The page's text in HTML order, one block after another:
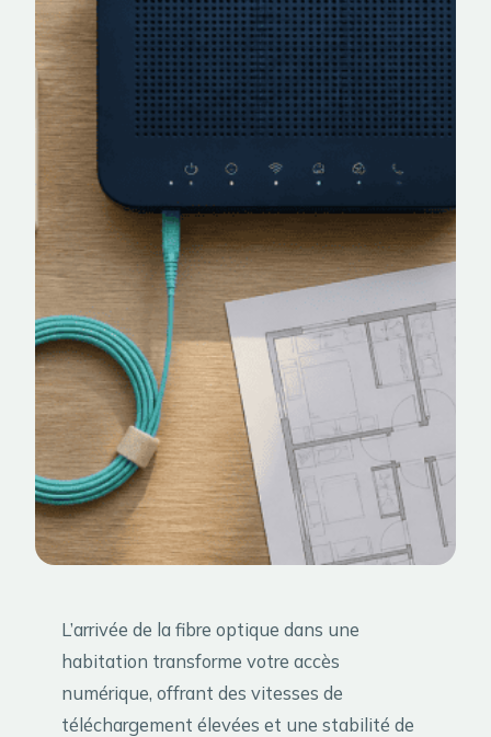
L’arrivée de la fibre optique dans une
habitation transforme votre accès
numérique, offrant des vitesses de
téléchargement élevées et une stabilité de